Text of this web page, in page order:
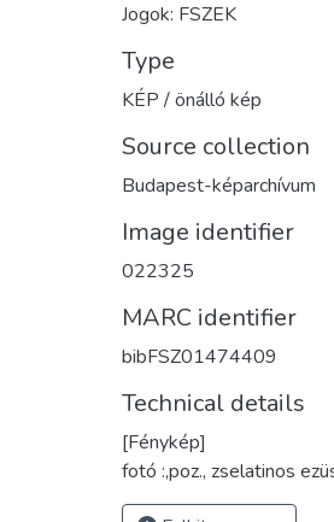
Jogok: FSZEK
Type
KÉP / önálló kép
Source collection
Budapest-képarchívum
Image identifier
022325
MARC identifier
bibFSZ01474409
Technical details
[Fénykép]
fotó :,poz., zselatinos